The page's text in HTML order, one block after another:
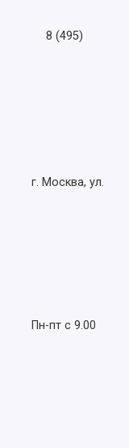
8 (495)
г. Москва, ул.
Пн-пт с 9.00